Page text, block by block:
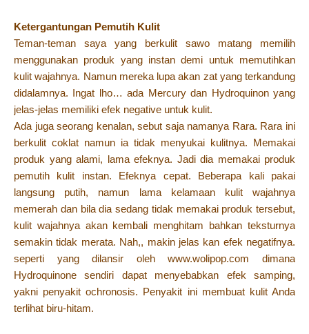
Ketergantungan Pemutih Kulit
Teman-teman saya yang berkulit sawo matang memilih
menggunakan produk yang instan demi untuk memutihkan
kulit wajahnya. Namun mereka lupa akan zat yang terkandung
didalamnya. Ingat lho… ada Mercury dan Hydroquinon yang
jelas-jelas memiliki efek negative untuk kulit.
Ada juga seorang kenalan, sebut saja namanya Rara. Rara ini
berkulit coklat namun ia tidak menyukai kulitnya. Memakai
produk yang alami, lama efeknya. Jadi dia memakai produk
pemutih kulit instan. Efeknya cepat. Beberapa kali pakai
langsung putih, namun lama kelamaan kulit wajahnya
memerah dan bila dia sedang tidak memakai produk tersebut,
kulit wajahnya akan kembali menghitam bahkan teksturnya
semakin tidak merata. Nah,, makin jelas kan efek negatifnya.
seperti yang dilansir oleh www.wolipop.com dimana
Hydroquinone sendiri dapat menyebabkan efek samping,
yakni penyakit ochronosis. Penyakit ini membuat kulit Anda
terlihat biru-hitam.